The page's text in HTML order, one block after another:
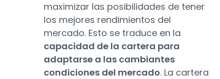
maximizar las posibilidades de tener
los mejores rendimientos del
mercado. Esto se traduce en la
capacidad de la cartera para
adaptarse a las cambiantes
condiciones del mercado. La cartera